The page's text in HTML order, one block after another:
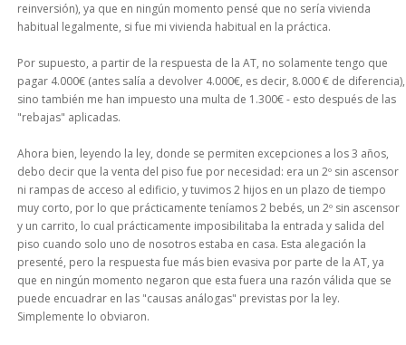
reinversión), ya que en ningún momento pensé que no sería vivienda
habitual legalmente, si fue mi vivienda habitual en la práctica.
Por supuesto, a partir de la respuesta de la AT, no solamente tengo que
pagar 4.000€ (antes salía a devolver 4.000€, es decir, 8.000 € de diferencia),
sino también me han impuesto una multa de 1.300€ - esto después de las
"rebajas" aplicadas.
Ahora bien, leyendo la ley, donde se permiten excepciones a los 3 años,
debo decir que la venta del piso fue por necesidad: era un 2º sin ascensor
ni rampas de acceso al edificio, y tuvimos 2 hijos en un plazo de tiempo
muy corto, por lo que prácticamente teníamos 2 bebés, un 2º sin ascensor
y un carrito, lo cual prácticamente imposibilitaba la entrada y salida del
piso cuando solo uno de nosotros estaba en casa. Esta alegación la
presenté, pero la respuesta fue más bien evasiva por parte de la AT, ya
que en ningún momento negaron que esta fuera una razón válida que se
puede encuadrar en las "causas análogas" previstas por la ley.
Simplemente lo obviaron.